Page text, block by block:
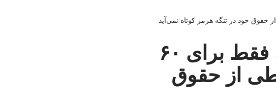
قالیباف: عبور از تنگه بدون هزینه فقط برای ۶۰
از حقوق